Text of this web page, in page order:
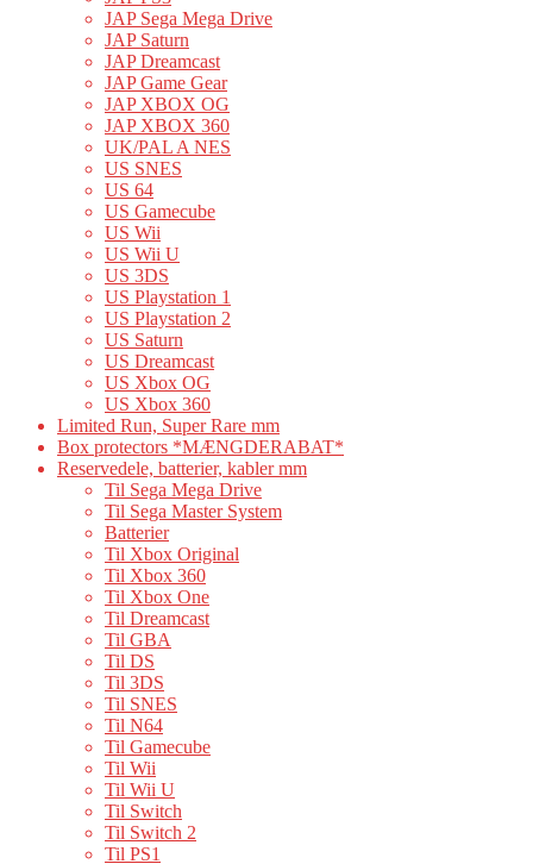
JAP Sega Mega Drive
JAP Saturn
JAP Dreamcast
JAP Game Gear
JAP XBOX OG
JAP XBOX 360
UK/PAL A NES
US SNES
US 64
US Gamecube
US Wii
US Wii U
US 3DS
US Playstation 1
US Playstation 2
US Saturn
US Dreamcast
US Xbox OG
US Xbox 360
Limited Run, Super Rare mm
Box protectors *MÆNGDERABAT*
Reservedele, batterier, kabler mm
Til Sega Mega Drive
Til Sega Master System
Batterier
Til Xbox Original
Til Xbox 360
Til Xbox One
Til Dreamcast
Til GBA
Til DS
Til 3DS
Til SNES
Til N64
Til Gamecube
Til Wii
Til Wii U
Til Switch
Til Switch 2
Til PS1